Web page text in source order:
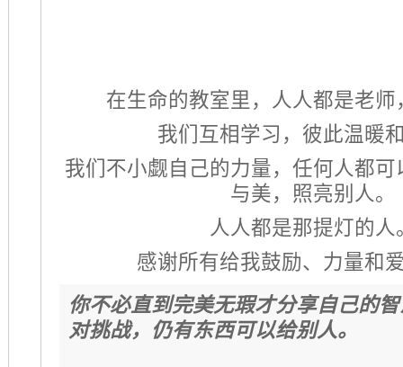
在生命的教室里，人人都是老师
我们互相学习，彼此温暖
我们不小觑自己的力量，任何人都
与美，照亮别人。
人人都是那提灯的人
感谢所有给我鼓励、力量和
你不必直到完美无瑕才分享自己的
对挑战，仍有东西可以给别人。